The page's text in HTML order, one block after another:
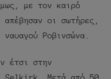
με τον καιρό
απέβησαν οι σωτήρες,
Ροβινσώνα.
έτσι στην